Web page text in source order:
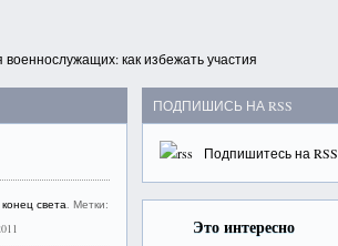
как избежать участия
света. Метки:
ПОДПИШИСЬ НА RSS
Подпишитесь наRSS
Это интересно